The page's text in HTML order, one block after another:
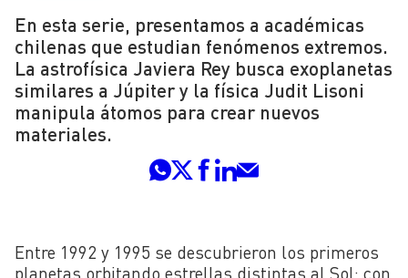
En esta serie, presentamos a académicas
chilenas que estudian fenómenos extremos.
La astrofísica Javiera Rey busca exoplanetas
similares a Júpiter y la física Judit Lisoni
manipula átomos para crear nuevos
materiales.
Entre 1992 y 1995 se descubrieron los primeros
planetas orbitando estrellas distintas al Sol: con